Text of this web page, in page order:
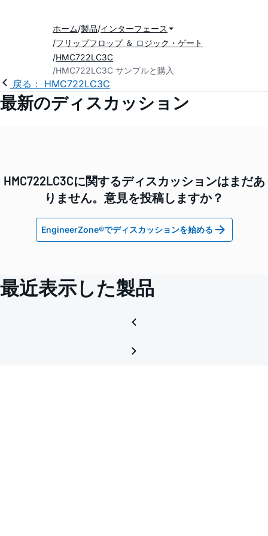
ホーム 製品 インターフェース
フリップフロップ ＆ ロジック・ゲート
HMC722LC3C
HMC722LC3C サンプルと購入
戻る： HMC722LC3C
最新のディスカッション
HMC722LC3Cに関するディスカッションはまだあ
りません。意見を投稿しますか？
EngineerZone®でディスカッションを始める
最近表示した製品